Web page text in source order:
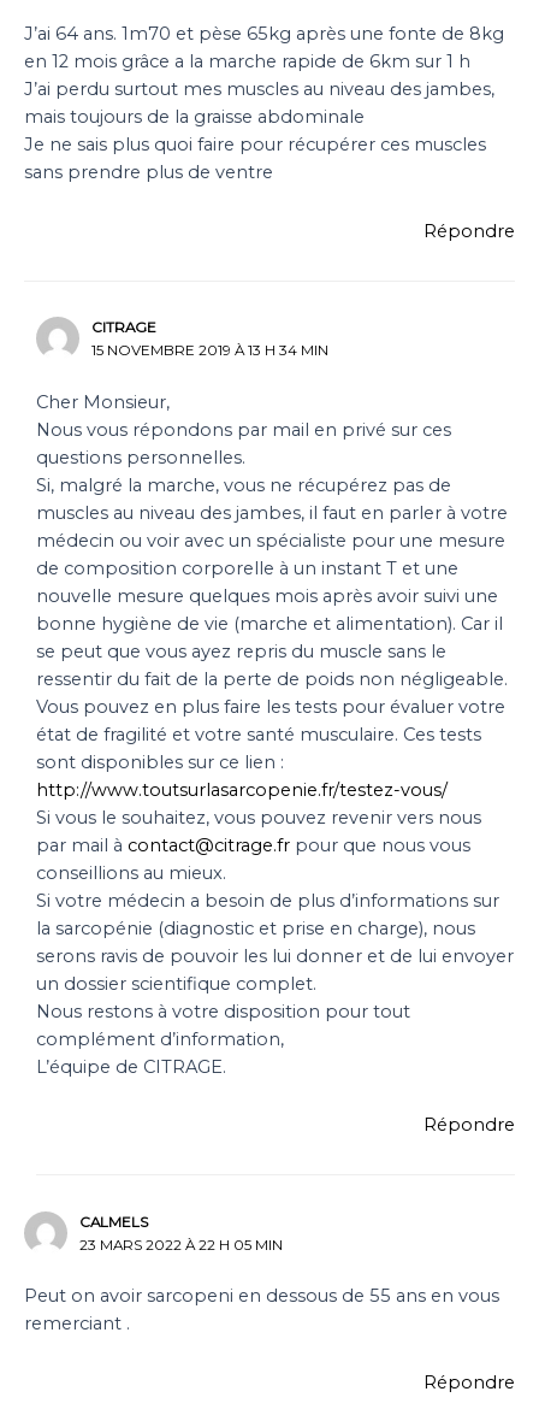
J’ai 64 ans. 1m70 et pèse 65kg après une fonte de 8kg
en 12 mois grâce a la marche rapide de 6km sur 1 h
J’ai perdu surtout mes muscles au niveau des jambes,
mais toujours de la graisse abdominale
Je ne sais plus quoi faire pour récupérer ces muscles
sans prendre plus de ventre
Répondre
CITRAGE
15 NOVEMBRE 2019 À 13 H 34 MIN
Cher Monsieur,
Nous vous répondons par mail en privé sur ces
questions personnelles.
Si, malgré la marche, vous ne récupérez pas de
muscles au niveau des jambes, il faut en parler à votre
médecin ou voir avec un spécialiste pour une mesure
de composition corporelle à un instant T et une
nouvelle mesure quelques mois après avoir suivi une
bonne hygiène de vie (marche et alimentation). Car il
se peut que vous ayez repris du muscle sans le
ressentir du fait de la perte de poids non négligeable.
Vous pouvez en plus faire les tests pour évaluer votre
état de fragilité et votre santé musculaire. Ces tests
sont disponibles sur ce lien :
http://www.toutsurlasarcopenie.fr/testez-vous/
Si vous le souhaitez, vous pouvez revenir vers nous
par mail à contact@citrage.frpour que nous vous
conseillions au mieux.
Si votre médecin a besoin de plus d’informations sur
la sarcopénie (diagnostic et prise en charge), nous
serons ravis de pouvoir les lui donner et de lui envoyer
un dossier scientifique complet.
Nous restons à votre disposition pour tout
complément d’information,
L’équipe de CITRAGE.
Répondre
CALMELS
23 MARS 2022 À 22 H 05 MIN
Peut on avoir sarcopeni en dessous de 55 ans en vous
remerciant .
Répondre